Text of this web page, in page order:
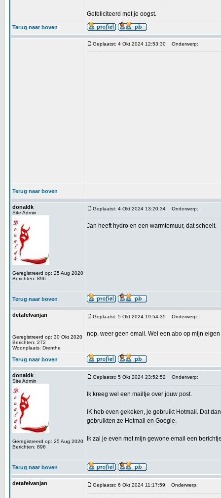
Gefeliciteerd met je oogst.
Terug naar boven
Geplaatst: 4 Okt 2024 12:53:30 Onderwerp:
Terug naar boven
donaldk
Site Admin
Geregistreerd op: 25 Aug 2020
Berichten: 896
Geplaatst: 4 Okt 2024 13:20:34 Onderwerp:
Jan heeft hydro en een warmtemuur, dat scheelt.
Terug naar boven
detafelvanjan
Geregistreerd op: 30 Okt 2020
Berichten: 272
Woonplaats: Drenthe
Geplaatst: 5 Okt 2024 19:54:35 Onderwerp:
nop, weer geen email. Wel een abo op mijn
Terug naar boven
donaldk
Site Admin
Geregistreerd op: 25 Aug 2020
Berichten: 896
Geplaatst: 5 Okt 2024 23:52:52 Onderwerp:
Ik kreeg wel een mailtje over jouw post.
IK heb even gekeken, je gebruikt Hotmail. Dat
gebruikten ze Hotmail en Google.
Ik zal je even met mijn gewone email een
Terug naar boven
detafelvanjan Geplaatst: 6 Okt 2024 11:17:59 Onderwerp: